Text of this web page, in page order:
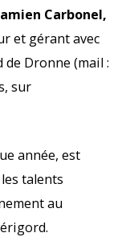
Carbonel,
et gérant avec
de Dronne (mail :
sur
année, est
talents
au